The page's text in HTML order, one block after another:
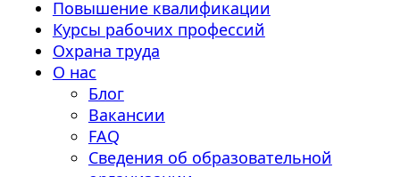
Повышение квалификации
Курсы рабочих профессий
Охрана труда
О нас
Блог
Вакансии
FAQ
Сведения об образовательной